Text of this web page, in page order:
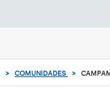
> COMUNIDADES >